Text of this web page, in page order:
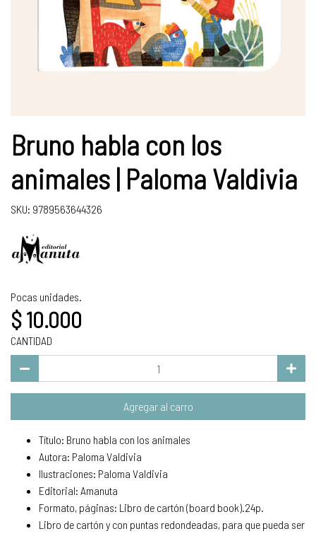
Bruno habla con los
animales | Paloma Valdivia
SKU: 9789563644326
Pocas unidades.
$ 10.000
CANTIDAD
Agregar al carro
Título: Bruno habla con los animales
Autora: Paloma Valdivia
Ilustraciones: Paloma Valdivia
Editorial: Amanuta
Formato, páginas: Libro de cartón (board book).24p.
Libro de cartón y con puntas redondeadas, para que pueda ser